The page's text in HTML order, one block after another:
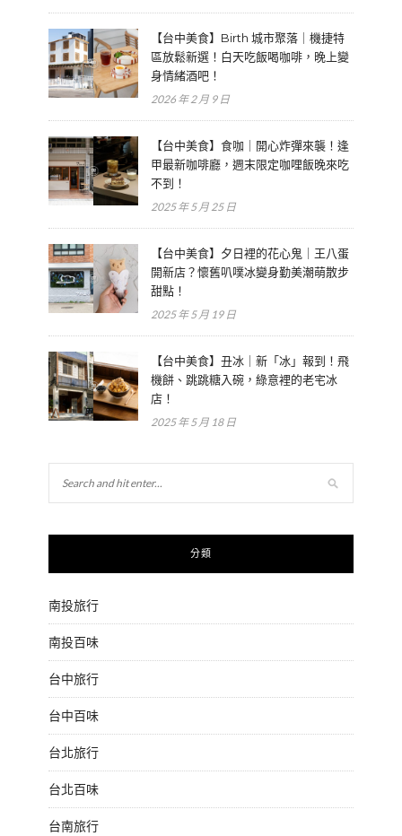
【台中美食】Birth 城市聚落｜機捷特
區放鬆新選！白天吃飯喝咖啡，晚上變
身情緒酒吧！
2026 年 2 月 9 日
【台中美食】食咖｜開心炸彈來襲！逢
甲最新咖啡廳，週末限定咖哩飯晚來吃
不到！
2025 年 5 月 25 日
【台中美食】夕日裡的花心鬼｜王八蛋
開新店？懷舊叭噗冰變身勤美潮萌散步
甜點！
2025 年 5 月 19 日
【台中美食】丑冰｜新「冰」報到！飛
機餅、跳跳糖入碗，綠意裡的老宅冰
店！
2025 年 5 月 18 日
分類
南投旅行
南投百味
台中旅行
台中百味
台北旅行
台北百味
台南旅行